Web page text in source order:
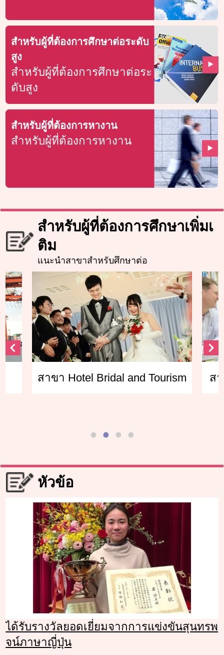
สำหรับผู้ที่ต้องการศึกษาต่อระดับ
สูง
สำหรับผู้ที่ต้องการศึกษาต่อระ
ดับสูง
สำหรับผู้ที่ต้องการหางาน
สำหรับผู้ที่ต้องการหางาน
สำหรับผู้ที่ต้องการศึกษาเพิ่มเ
ติม
แนะนำสาขาสำหรับศึกษาต่อ
สาขา English Communication
ส
หัวข้อ
ได้รับรางวัลยอดเยี่ยมจากการแข่งขันสุนทรพ
จน์ภาษาญี่ปุ่น